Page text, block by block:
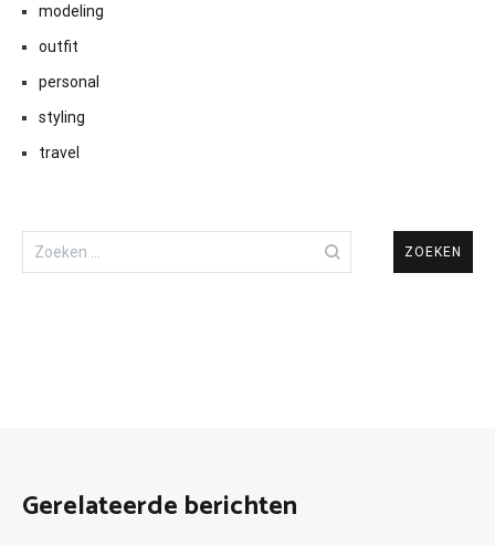
modeling
outfit
personal
styling
travel
naar:
Gerelateerde berichten